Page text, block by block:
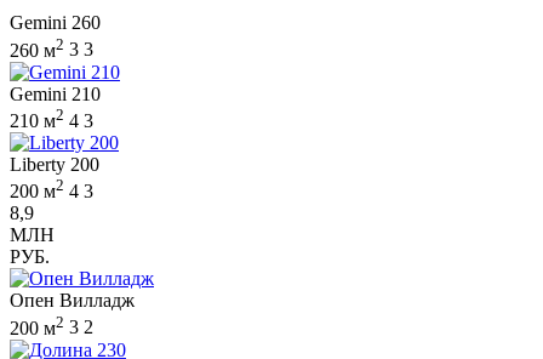
Gemini 260
260 м2 3 3
Gemini 210
210 м2 4 3
Liberty 200
200 м2 4 3
8,9
МЛН
РУБ.
Опен Вилладж
200 м2 3 2